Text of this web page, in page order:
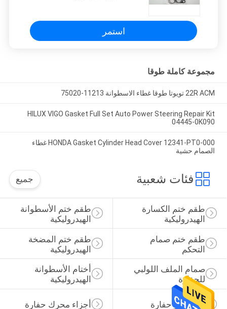
استمر
مجموعة كاملة طوقا
22R ACM تويوتا طوقا غطاء الاسطوانة 11213-75020
HILUX VIGO Gasket Full Set Auto Power Steering Repair Kit
04445-0K090
HONDA Gasket Cylinder Head Cover 12341-PT0-000 غطاء
الصمام حشية
فئات شعبية جميع
طقم ختم الأسطوانة
الهيدروليكية
طقم ختم الكسارة
الهيدروليكية
طقم ختم المضخة
الهيدروليكية
طقم ختم صمام
التحكم
أختام الأسطوانة
الهيدروليكية
صمام الملف اللولبي
للحفارة
أجزاء محرك حفارة قطع غيار حفارة